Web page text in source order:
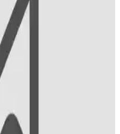
plağı azaltır ve diş eti
edilmesi gerekenler ve
ve Kullanım
Bilgi
etkisiyle öne çıkar,
ve ferahlatıcı nane